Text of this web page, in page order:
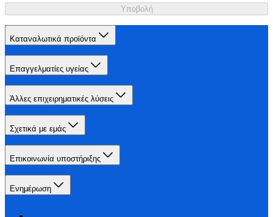
Υποβολή
Καταναλωτικά προϊόντα
Επαγγελματίες υγείας
Άλλες επιχειρηματικές λύσεις
Σχετικά με εμάς
Επικοινωνία υποστήριξης
Ενημέρωση